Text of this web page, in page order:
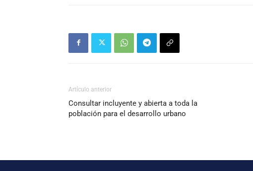
Artículo anterior
Consultar incluyente y abierta a toda la
población para el desarrollo urbano